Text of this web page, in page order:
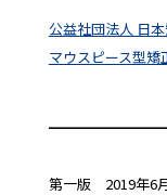
公益社団法人 日
マウスピース型
第一版 2019年6